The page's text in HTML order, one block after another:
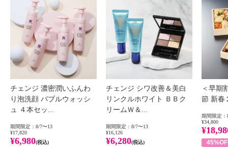
チェンジ 濃密潤いふんわ
り泡洗顔 バブルウォッシ
ュ ４本セッ...
期間限定：8/7〜13
¥17,820
¥6,980(税込)
チェンジ シワ改善＆美白
リンクルホワイト ＢＢク
リームＷ＆...
期間限定：8/7〜13
¥16,126
¥6,280(税込)
＜早期
節 新春
期間限定：
¥34,800